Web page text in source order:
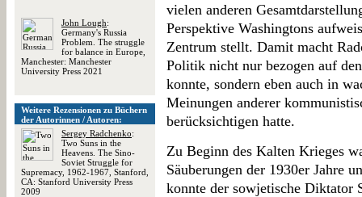
John Lough:
Germany's Russia
Problem. The struggle
for balance in Europe,
Manchester: Manchester
University Press 2021
Weitere Rezensionen zu Büchern
der Autorinnen / Autoren:
Sergey Radchenko:
Two Suns in the
Heavens. The Sino-
Soviet Struggle for
Supremacy, 1962-1967, Stanford,
CA: Stanford University Press
2009
vielen anderen
Perspektive Washingtons
Zentrum stellt. Damit macht
Politik nicht nur bezogen auf
konnte, sondern eben auch in
Meinungen anderer
berücksichtigen hatte.
Zu Beginn des Kalten Krieges
Säuberungen der 1930er Jahre
konnte der sowjetische Diktator